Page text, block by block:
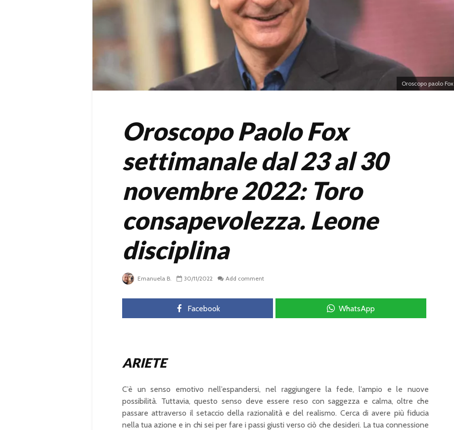
Oroscopo paolo Fox
Oroscopo Paolo Fox
settimanale dal 23 al 30
novembre 2022: Toro
consapevolezza. Leone
disciplina
Emanuela B. 30/11/2022 Add comment
Facebook WhatsApp
ARIETE
C’è un senso emotivo nell’espandersi, nel raggiungere la fede, l’ampio e le nuove
possibilità. Tuttavia, questo senso deve essere reso con saggezza e calma, oltre che
passare attraverso il setaccio della razionalità e del realismo. Cerca di avere più fiducia
nella tua azione e in chi sei per fare i passi giusti verso ciò che desideri. La tua connessione